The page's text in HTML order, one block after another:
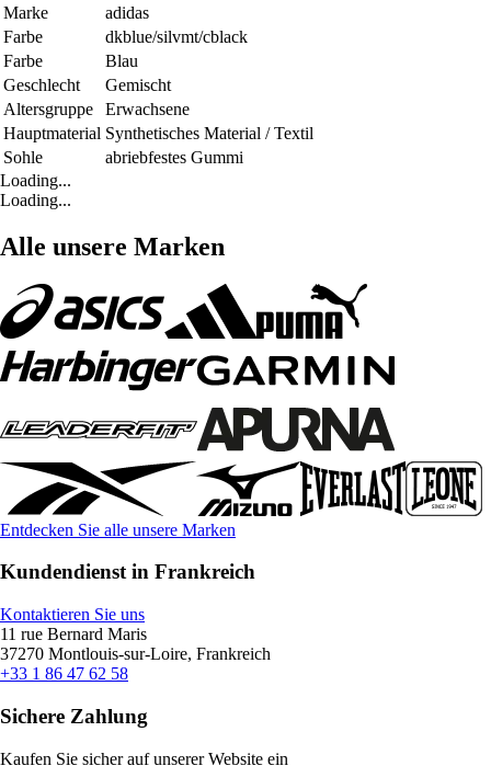
Marke
adidas
Farbe
dkblue/silvmt/cblack
Farbe
Blau
Geschlecht
Gemischt
Altersgruppe
Erwachsene
Hauptmaterial Synthetisches Material / Textil
Sohle
abriebfestes Gummi
Loading...
Loading...
Alle unsere Marken
Entdecken Sie alle unsere Marken
Kundendienst in Frankreich
Kontaktieren Sie uns
11 rue Bernard Maris
37270 Montlouis-sur-Loire, Frankreich
+33 1 86 47 62 58
Sichere Zahlung
Kaufen Sie sicher auf unserer Website ein